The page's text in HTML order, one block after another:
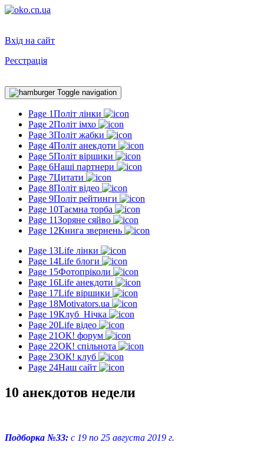
Вхід на сайт
Реєстрація
Toggle navigation
Page 1Політ лінки
Page 2Політ імхо
Page 3Політ жабки
Page 4Політ анекдоти
Page 5Політ віршики
Page 6Наші партнери
Page 7Цитати
Page 8Політ відео
Page 9Політ рейтинги
Page 10Таємна торба
Page 11Зоряне сяйво
Page 12Книга звернень
Page 13Life лінки
Page 14Life блоги
Page 15Фотопріколи
Page 16Life анекдоти
Page 17Life віршики
Page 18Motivators.ua
Page 19Клуб_Нічка
Page 20Life відео
Page 21ОК! форум
Page 22ОК! спільнота
Page 23ОК! клуб
Page 24Наш сайт
10 анекдотов недели
Подборка №33: с 19 по 25 августа 2019 г.